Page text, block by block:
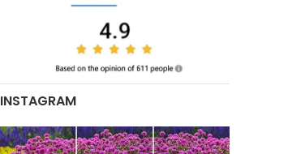
INSTAGRAM